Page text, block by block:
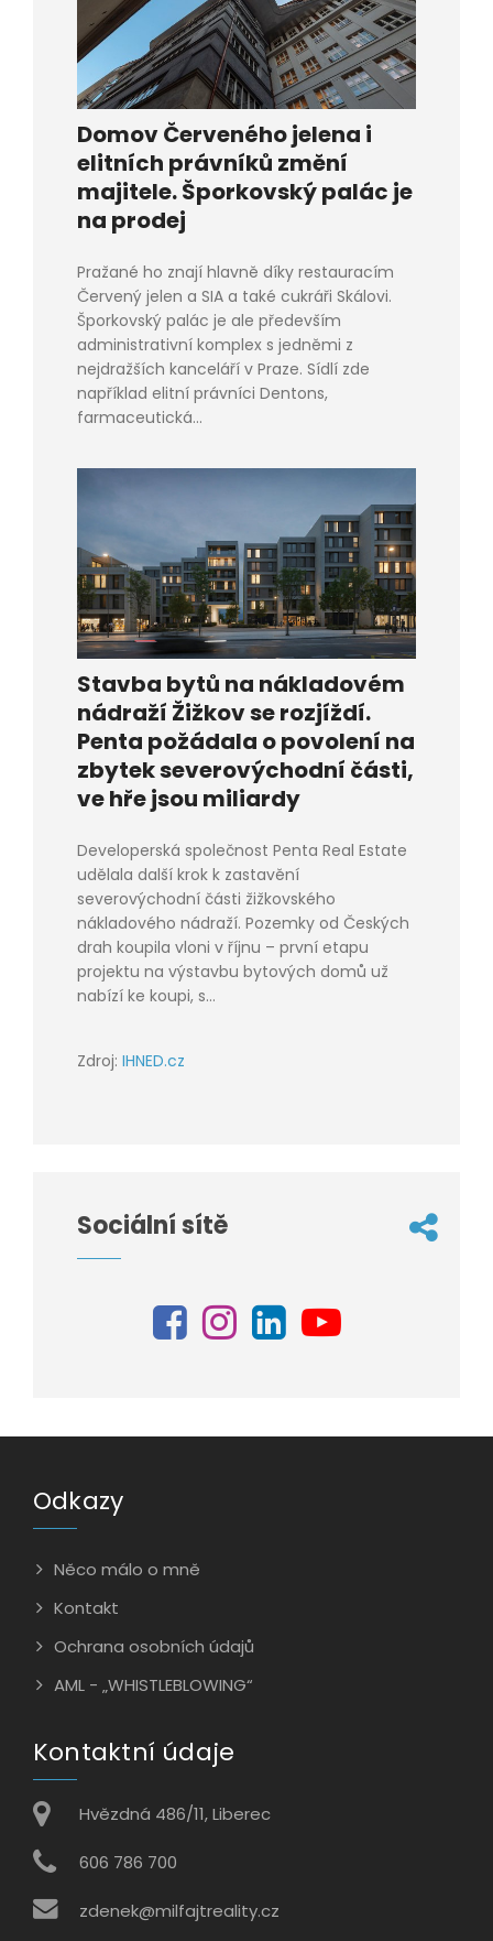
Domov Červeného jelena i
elitních právníků změní
majitele. Šporkovský palác je
na prodej
Pražané ho znají hlavně díky restauracím
Červený jelen a SIA a také cukráři Skálovi.
Šporkovský palác je ale především
administrativní komplex s jedněmi z
nejdražších kanceláří v Praze. Sídlí zde
například elitní právníci Dentons,
farmaceutická...
Stavba bytů na nákladovém
nádraží Žižkov se rozjíždí.
Penta požádala o povolení na
zbytek severovýchodní části,
ve hře jsou miliardy
Developerská společnost Penta Real Estate
udělala další krok k zastavění
severovýchodní části žižkovského
nákladového nádraží. Pozemky od Českých
drah koupila vloni v říjnu – první etapu
projektu na výstavbu bytových domů už
nabízí ke koupi, s...
Zdroj: IHNED.cz
Sociální sítě
Odkazy
Něco málo o mně
Kontakt
Ochrana osobních údajů
AML - „WHISTLEBLOWING“
Kontaktní údaje
Hvězdná 486/11, Liberec
606 786 700
zdenek@milfajtreality.cz